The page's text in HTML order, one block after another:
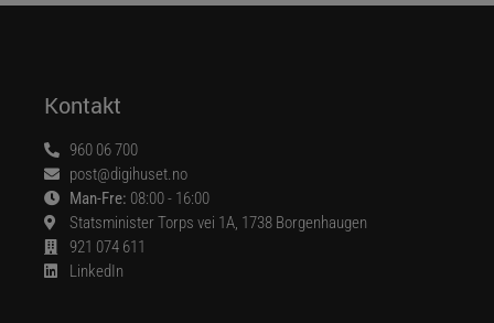
Kontakt
960 06 700
post@digihuset.no
Man-Fre: 08:00 - 16:00
Statsminister Torps vei 1A, 1738 Borgenhaugen
921 074 611
LinkedIn